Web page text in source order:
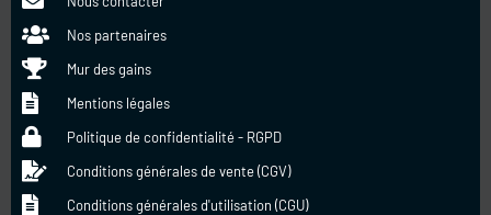
Nos partenaires
Mur des gains
Mentions légales
Politique de confidentialité - RGPD
Conditions générales de vente (CGV)
Conditions générales d'utilisation (CGU)